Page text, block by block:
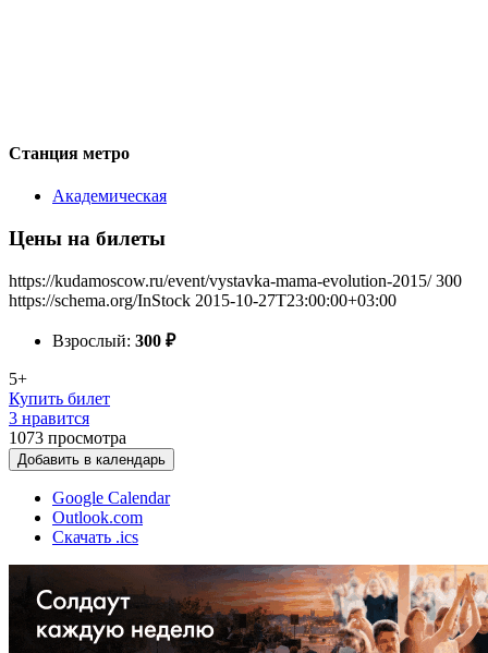
Станция метро
Академическая
Цены на билеты
https://kudamoscow.ru/event/vystavka-mama-evolution-2015/ 300
https://schema.org/InStock 2015-10-27T23:00:00+03:00
Взрослый: 300 ₽
5+
Купить билет
3 нравится
1073 просмотра
Добавить в календарь
Google Calendar
Outlook.com
Скачать .ics